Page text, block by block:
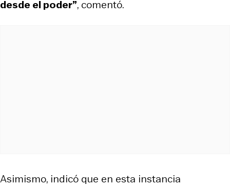
desde el poder”, comentó.
Asimismo, indicó que en esta instancia